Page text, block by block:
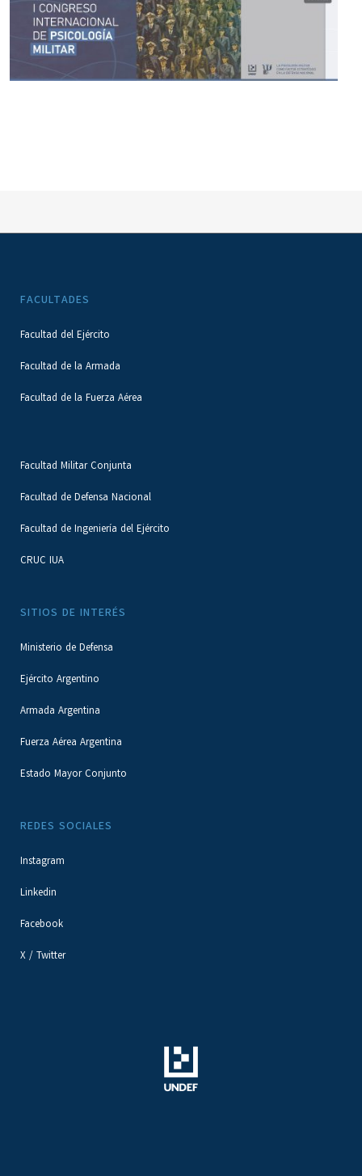
FACULTADES
Facultad del Ejército
Facultad de la Armada
Facultad de la Fuerza Aérea
Facultad Militar Conjunta
Facultad de Defensa Nacional
Facultad de Ingeniería del Ejército
CRUC IUA
SITIOS DE INTERÉS
Ministerio de Defensa
Ejército Argentino
Armada Argentina
Fuerza Aérea Argentina
Estado Mayor Conjunto
REDES SOCIALES
Instagram
Linkedin
Facebook
X / Twitter